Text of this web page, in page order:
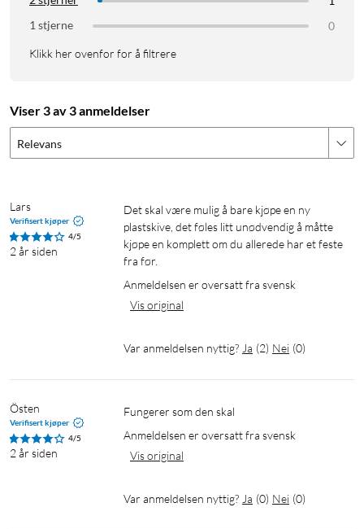
1 stjerne
0
Klikk her ovenfor for å filtrere
Viser 3 av 3 anmeldelser
Relevans
Lars
Verifisert kjøper
4/5
2 år siden
Det skal være mulig å bare kjøpe en ny
plastskive, det føles litt unødvendig å måtte
kjøpe en komplett om du allerede har et feste
fra før.
Anmeldelsen er oversatt fra svensk
Vis original
Var anmeldelsen nyttig? Ja (2) Nei (0)
Östen
Verifisert kjøper
4/5
2 år siden
Fungerer som den skal
Anmeldelsen er oversatt fra svensk
Vis original
Var anmeldelsen nyttig? Ja (0) Nei (0)